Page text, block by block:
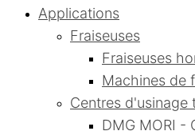
Applications
Fraiseuses
Fraiseuses
Machines de
Centres d'usinage
DMG MORI -